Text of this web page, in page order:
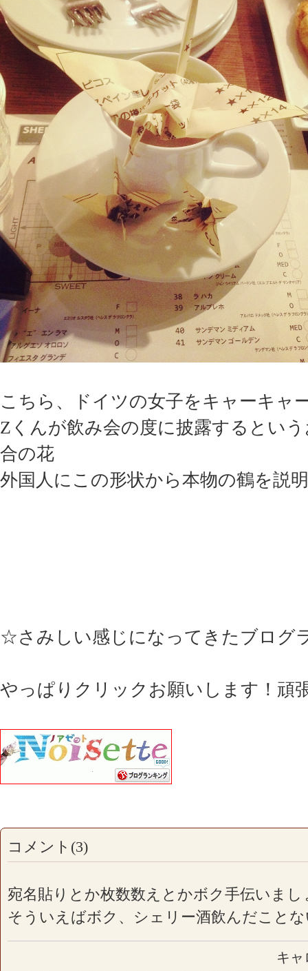
こちら、ドイツの女子をキャーキャ
Zくんが飲み会の度に披露するとい
合の花
外国人にこの形状から本物の鶴を説
☆さみしい感じになってきたブログ
やっぱりクリックお願いします！頑
コメント(3)
宛名貼りとか枚数数えとかボク手伝いまし
そういえばボク、シェリー酒飲んだこと
キャ